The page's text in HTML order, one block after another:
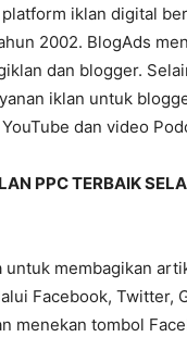
iklan digital
2002. BlogAds
dan blogger.
iklan untuk
dan video
PPC TERBAIK
untuk membagikan
Facebook, Twitter,
menekan tombol